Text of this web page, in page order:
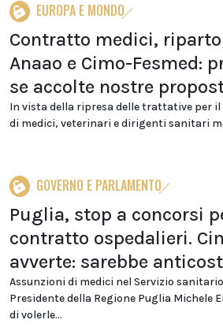
EUROPA E MONDO
Contratto medici,
Anaao e Cimo-Fesmed:
se accolte nostre
In vista della ripresa delle trattative per
di medici, veterinari e dirigenti sanitari
GOVERNO E PARLAMENTO
Puglia, stop a concorsi
contratto ospedalieri.
avverte: sarebbe
Assunzioni di medici nel Servizio
Presidente della Regione Puglia Michele
di volerle...